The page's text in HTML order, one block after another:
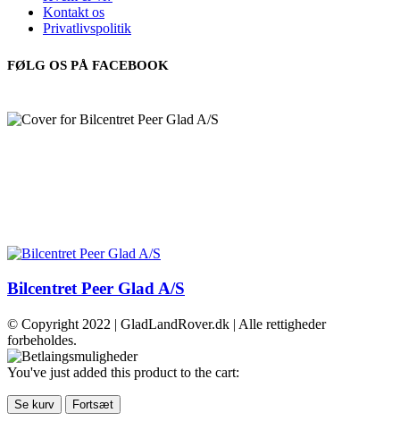
Kontakt os
Privatlivspolitik
FØLG OS PÅ FACEBOOK
Bilcentret Peer Glad A/S
© Copyright 2022 | GladLandRover.dk | Alle rettigheder
forbeholdes.
You've just added this product to the cart:
Se kurv Fortsæt